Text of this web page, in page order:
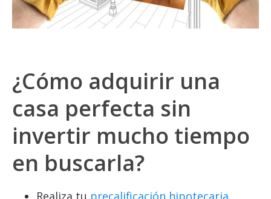
¿Cómo adquirir una
casa perfecta sin
invertir mucho tiempo
en buscarla?
Realiza tu precalificación hipotecaria.